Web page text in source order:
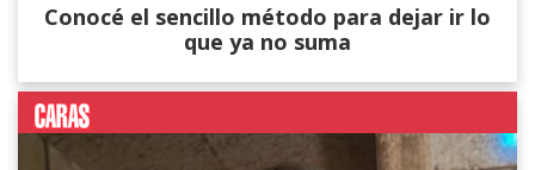
Conocé el sencillo método para dejar ir lo
que ya no suma